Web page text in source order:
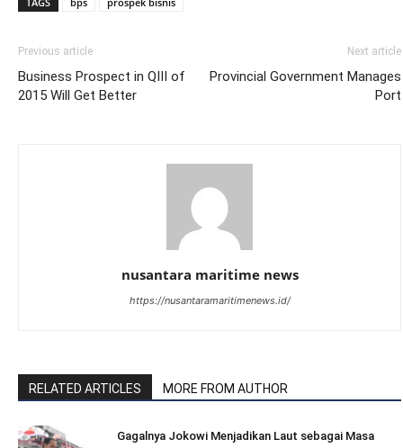
Previous article
Business Prospect in QIII of
2015 Will Get Better
Next article
Provincial Government Manages
Port
nusantara maritime news
https://nusantaramaritimenews.id/
RELATED ARTICLES MORE FROM AUTHOR
Gagalnya Jokowi Menjadikan Laut sebagai Masa